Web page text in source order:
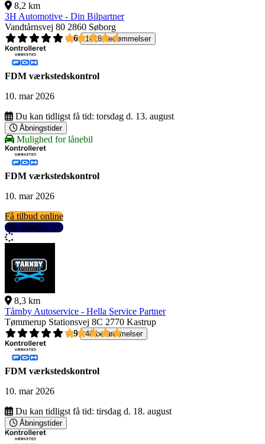
8,2 km
3H Automotive - Din Bilpartner
Vandtårnsvej 80 2860 Søborg
4,6
1618 bedømmelser
FDM værkstedskontrol
10. mar 2026
Du kan tidligst få tid: torsdag d. 13. august
Åbningstider
Mulighed for lånebil
FDM værkstedskontrol
10. mar 2026
Få tilbud online
Se detaljer
8,3 km
Tårnby Autoservice - Hella Service Partner
Tømmerup Stationsvej 8C 2770 Kastrup
4,9
40 bedømmelser
FDM værkstedskontrol
10. mar 2026
Du kan tidligst få tid: tirsdag d. 18. august
Åbningstider